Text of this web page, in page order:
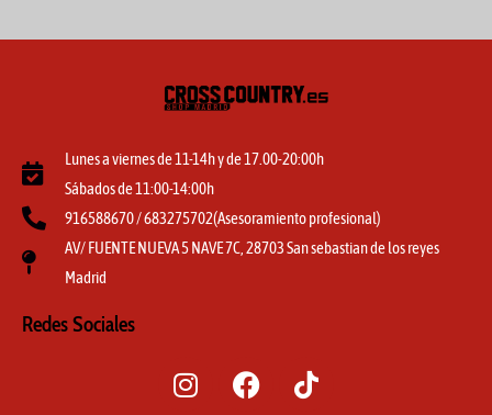
Lunes a viernes de 11-14h y de 17.00-20:00h
Sábados de 11:00-14:00h
916588670 / 683275702(Asesoramiento profesional)
AV/ FUENTE NUEVA 5 NAVE 7C, 28703 San sebastian de los reyes
Madrid
Redes Sociales
I
n
F
a
T
i